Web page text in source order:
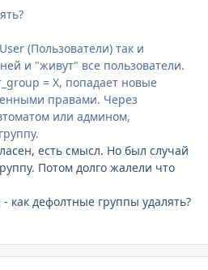
(Пользователи) так и
и "живут" все пользователи.
= Х, попадает новые
правами. Через
или админом,
есть смысл. Но был случай
Потом долго жалели что
как дефолтные группы удалять?